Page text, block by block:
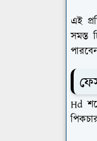
এই
সমস্ত
Hd